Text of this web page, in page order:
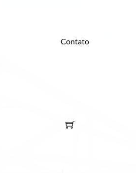
Contato